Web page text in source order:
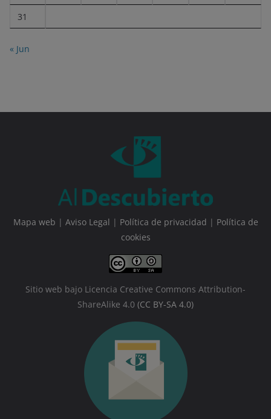
31
« Jun
Mapa web | Aviso Legal | Política de privacidad | Política de
cookies
Sitio web bajo Licencia Creative Commons Attribution-
ShareAlike 4.0 (CC BY-SA 4.0)